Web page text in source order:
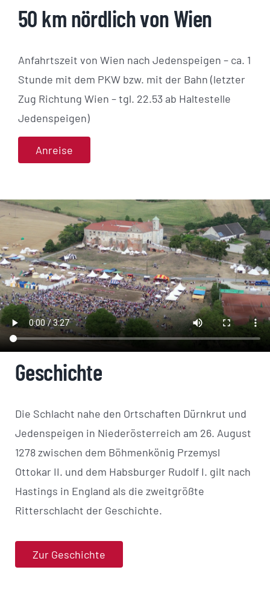
50 km nördlich von Wien
Anfahrtszeit von Wien nach Jedenspeigen – ca. 1
Stunde mit dem PKW bzw. mit der Bahn (letzter
Zug Richtung Wien – tgl. 22.53 ab Haltestelle
Jedenspeigen)
Anreise
Geschichte
Die Schlacht nahe den Ortschaften Dürnkrut und
Jedenspeigen in Niederösterreich am 26. August
1278 zwischen dem Böhmenkönig Przemysl
Ottokar II. und dem Habsburger Rudolf I. gilt nach
Hastings in England als die zweitgrößte
Ritterschlacht der Geschichte.
Zur Geschichte